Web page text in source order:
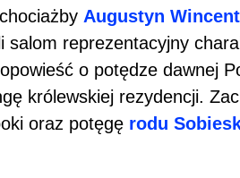
Augustyn
salom reprezentacyjny
o potędze dawnej
królewskiej rezydencji.
oraz potęgę rodu